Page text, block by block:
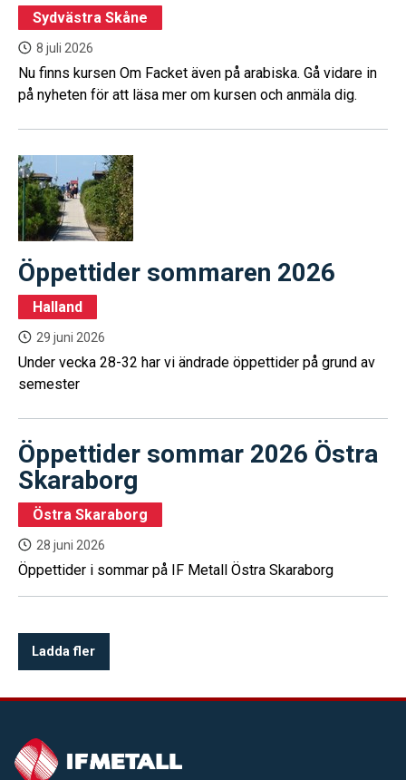
Sydvästra Skåne
8 juli 2026
Nu finns kursen Om Facket även på arabiska. Gå vidare in
på nyheten för att läsa mer om kursen och anmäla dig.
Öppettider sommaren 2026
Halland
29 juni 2026
Under vecka 28-32 har vi ändrade öppettider på grund av
semester
Öppettider sommar 2026 Östra
Skaraborg
Östra Skaraborg
28 juni 2026
Öppettider i sommar på IF Metall Östra Skaraborg
Ladda fler